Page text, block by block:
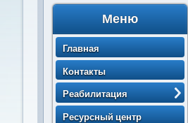
Меню
Главная
Контакты
Реабилитация
> Порядок направления
Ресурсный центр